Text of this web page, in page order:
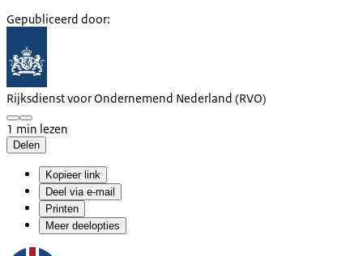
Gepubliceerd door:
Rijksdienst voor Ondernemend Nederland (RVO)
1 min lezen
Delen
Kopieer link
Deel via e-mail
Printen
Meer deelopties